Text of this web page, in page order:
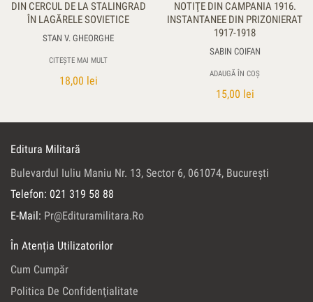
DIN CERCUL DE LA STALINGRAD
ÎN LAGĂRELE SOVIETICE
STAN V. GHEORGHE
CITEȘTE MAI MULT
18,00 lei
NOTIŢE DIN CAMPANIA 1916.
INSTANTANEE DIN PRIZONIERAT
1917-1918
SABIN COIFAN
ADAUGĂ ÎN COȘ
15,00 lei
Editura Militară
Bulevardul Iuliu Maniu Nr. 13, Sector 6, 061074, Bucureşti
Telefon: 021 319 58 88
E-Mail: Pr@edituramilitara.ro
În Atenția Utilizatorilor
Cum Cumpăr
Politica De Confidenţialitate